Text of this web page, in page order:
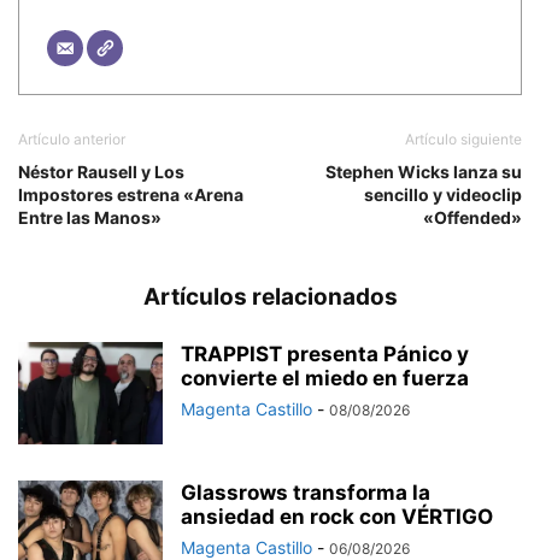
Artículo anterior
Néstor Rausell y Los
Impostores estrena «Arena
Entre las Manos»
Artículo siguiente
Stephen Wicks lanza su
sencillo y videoclip
«Offended»
Artículos relacionados
TRAPPIST presenta Pánico y
convierte el miedo en fuerza
Magenta Castillo - 08/08/2026
Glassrows transforma la
ansiedad en rock con VÉRTIGO
Magenta Castillo - 06/08/2026